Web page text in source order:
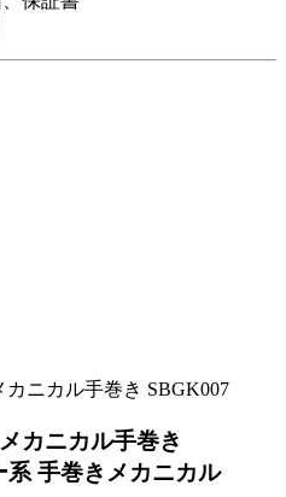
カニカル手巻き
系 手巻きメカニカル